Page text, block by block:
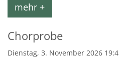
mehr +
Chorprobe
Dienstag, 3. November 2026